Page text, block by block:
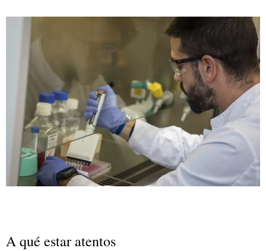
A qué estar atentos